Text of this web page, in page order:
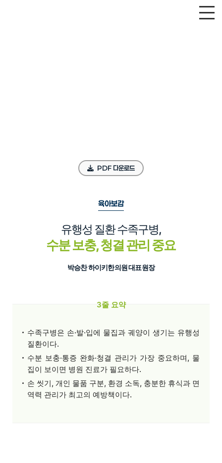
PDF 다운로드
육아보감
유행성 질환 수족구병,
수분 보충, 청결 관리 중요
박승찬 하이키한의원 대표원장
3줄 요약
수족구병은 손·발·입에 물집과 궤양이 생기는 유행성
질환이다.
수분 보충·통증 완화·청결 관리가 가장 중요하며, 물
집이 보이면 병원 진료가 필요하다.
손 씻기, 개인 물품 구분, 환경 소독, 충분한 휴식과 면
역력 관리가 최고의 예방책이다.